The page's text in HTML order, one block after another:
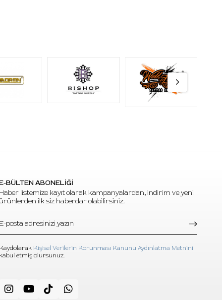
BÜLTEN ABONELİĞİ
Haber listemize kayıt olarak kampanyalardan, indirim ve yeni
ürünlerden ilk siz haberdar olabilirsiniz.
Kaydolarak Kişisel Verilerin Korunması Kanunu Aydınlatma Metnini
kabul etmiş olursunuz.